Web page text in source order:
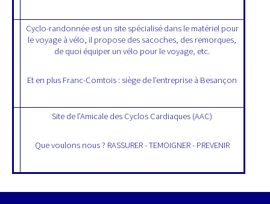
Cyclo-randonnée est un site spécialisé dans le matériel pour
le voyage à vélo, il propose des sacoches, des remorques,
de quoi équiper un vélo pour le voyage, etc.
Et en plus Franc-Comtois : siège de l’entreprise à Besançon
Site de l’Amicale des Cyclos Cardiaques (AAC)
Que voulons nous ? RASSURER - TEMOIGNER - PREVENIR